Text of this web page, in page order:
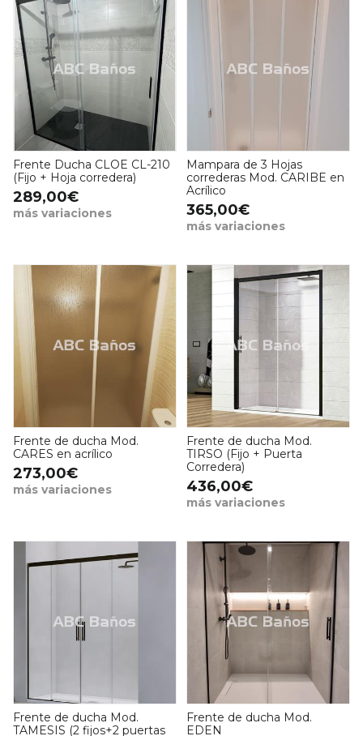
Frente Ducha CLOE CL-210
(Fijo + Hoja corredera)
289,00€
más variaciones
Mampara de 3 Hojas
correderas Mod. CARIBE en
Acrílico
365,00€
más variaciones
Frente de ducha Mod.
CARES en acrílico
273,00€
más variaciones
Frente de ducha Mod.
TIRSO (Fijo + Puerta
Corredera)
436,00€
más variaciones
Frente de ducha Mod.
TAMESIS (2 fijos+2 puertas
Frente de ducha Mod.
EDEN